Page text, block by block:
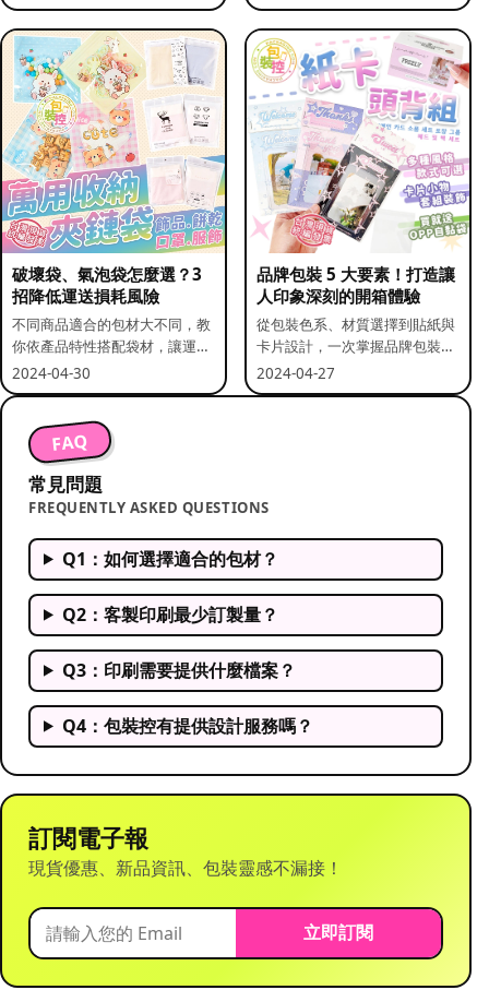
破壞袋、氣泡袋怎麼選？3
招降低運送損耗風險
不同商品適合的包材大不同，教
你依產品特性搭配袋材，讓運送
更安全。
2024-04-30
品牌包裝 5 大要素！打造讓
人印象深刻的開箱體驗
從包裝色系、材質選擇到貼紙與
卡片設計，一次掌握品牌包裝的
關鍵要素。
2024-04-27
FAQ
常見問題
FREQUENTLY ASKED QUESTIONS
Q1：如何選擇適合的包材？
Q2：客製印刷最少訂製量？
Q3：印刷需要提供什麼檔案？
Q4：包裝控有提供設計服務嗎？
訂閱電子報
現貨優惠、新品資訊、包裝靈感不漏接！
立即訂閱